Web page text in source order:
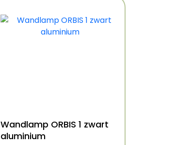
Wandlamp ORBIS 1 zwart
aluminium